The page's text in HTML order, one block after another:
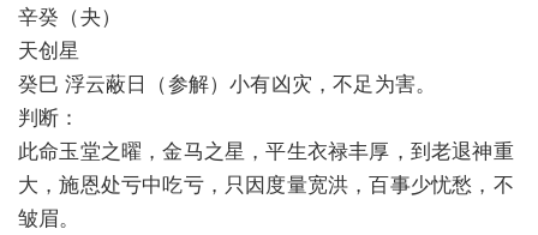
辛癸（夬）
天创星
癸巳 浮云蔽日（参解）小有凶灾，不足为害。
判断：
此命玉堂之曜，金马之星，平生衣禄丰厚，到老退神重
大，施恩处亏中吃亏，只因度量宽洪，百事少忧愁，不
皱眉。